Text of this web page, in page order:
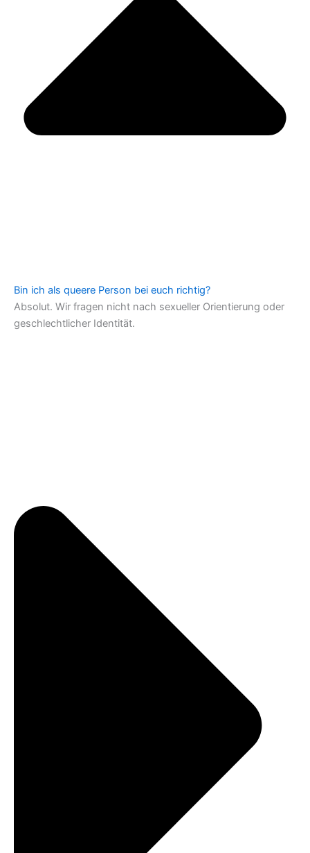
Bin ich als queere Person bei euch richtig?
Absolut. Wir fragen nicht nach sexueller Orientierung oder
geschlechtlicher Identität.